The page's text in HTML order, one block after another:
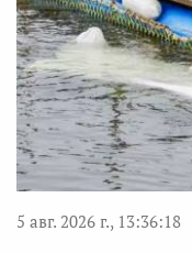
5 авг. 2026 г., 13:36:18